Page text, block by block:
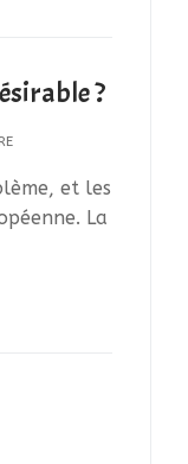
?
et les
La